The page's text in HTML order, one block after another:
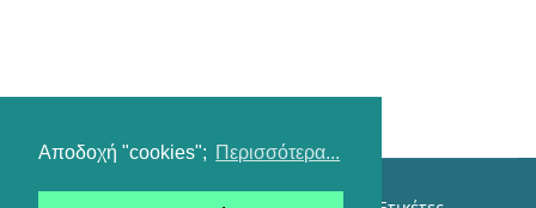
Αποδοχή "cookies"; Περισσότερα...